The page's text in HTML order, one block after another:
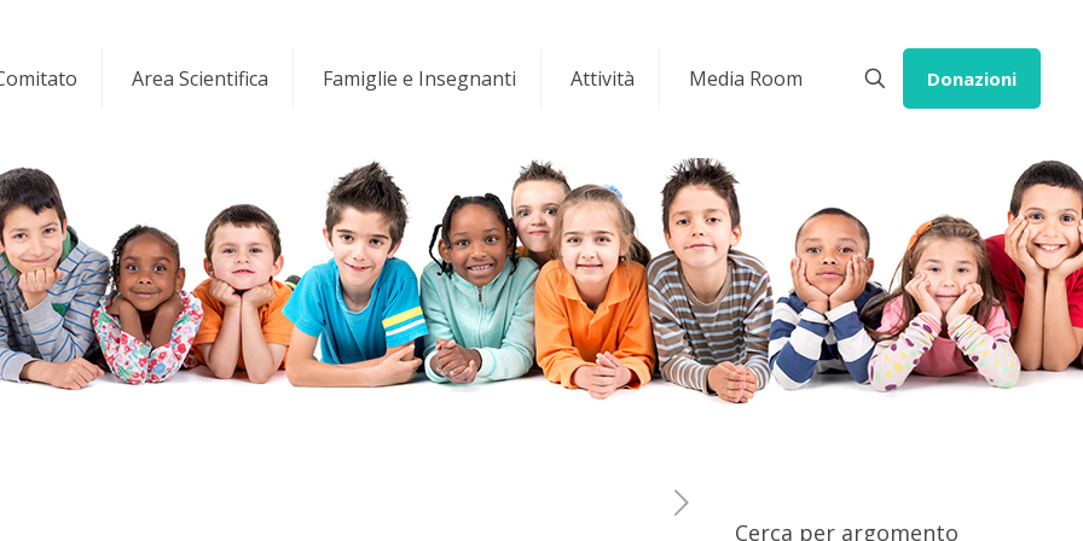
Area Scientifica Famiglie e Insegnanti Attività Media Room Donazioni
Cerca per argomento